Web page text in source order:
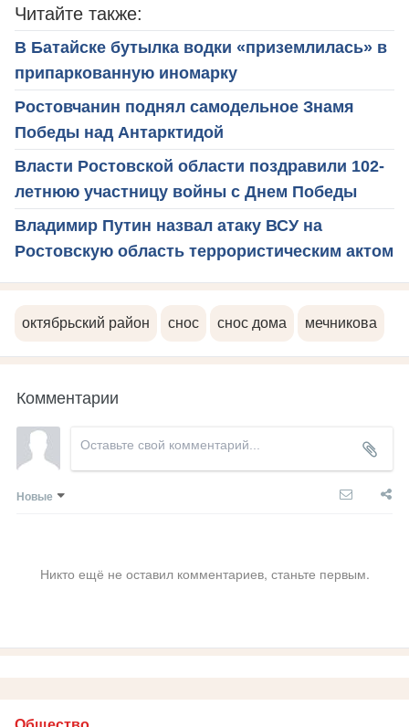
Читайте также:
В Батайске бутылка водки «приземлилась» в
припаркованную иномарку
Ростовчанин поднял самодельное Знамя
Победы над Антарктидой
Власти Ростовской области поздравили 102-
летнюю участницу войны с Днем Победы
Владимир Путин назвал атаку ВСУ на
Ростовскую область террористическим актом
октябрьский район снос снос дома мечникова
Комментарии
Новые
Никто ещё не оставил комментариев, станьте первым.